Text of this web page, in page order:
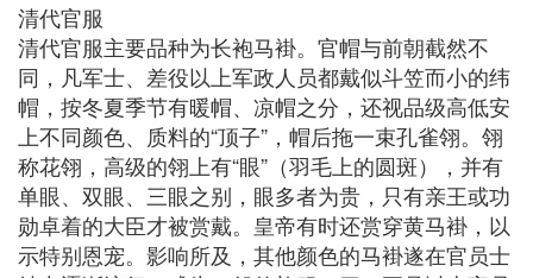
清代官服
清代官服主要品种为长袍马褂。官帽与前朝截然不
同，凡军士、差役以上军政人员都戴似斗笠而小的纬
帽，按冬夏季节有暖帽、凉帽之分，还视品级高低安
上不同颜色、质料的“顶子”，帽后拖一束孔雀翎。翎
称花翎，高级的翎上有“眼”（羽毛上的圆斑），并有
单眼、双眼、三眼之别，眼多者为贵，只有亲王或功
勋卓着的大臣才被赏戴。皇帝有时还赏穿黄马褂，以
示特别恩宠。影响所及，其他颜色的马褂遂在官员士